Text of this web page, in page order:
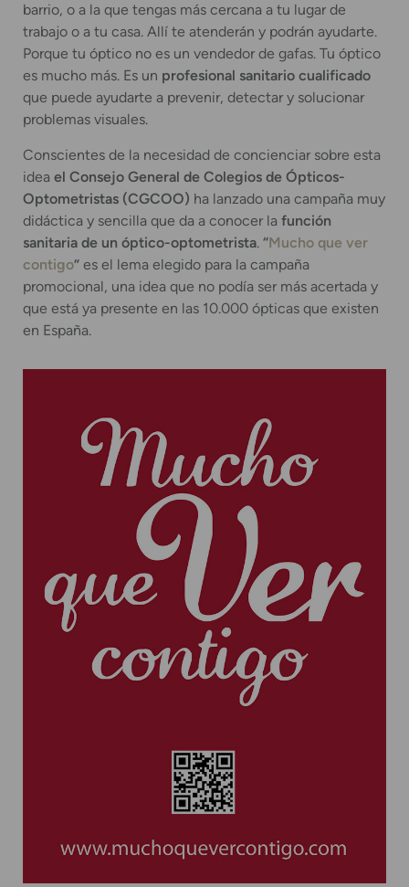
barrio, o a la que tengas más cercana a tu lugar de
trabajo o a tu casa. Allí te atenderán y podrán ayudarte.
Porque tu óptico no es un vendedor de gafas. Tu óptico
es mucho más. Es un profesional sanitario cualificado
que puede ayudarte a prevenir, detectar y solucionar
problemas visuales.
Conscientes de la necesidad de concienciar sobre esta
idea el Consejo General de Colegios de Ópticos-
Optometristas (CGCOO) ha lanzado una campaña muy
didáctica y sencilla que da a conocer la función
sanitaria de un óptico-optometrista. “Mucho que ver
contigo” es el lema elegido para la campaña
promocional, una idea que no podía ser más acertada y
que está ya presente en las 10.000 ópticas que existen
en España.